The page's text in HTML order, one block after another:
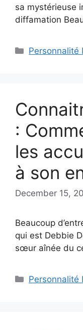
sa mystérieuse
diffamation
Categories
Personnalité
:
les
à son
December 15,
Beaucoup
qui est Debbie
sœur aînée du
Categories
Personnalité